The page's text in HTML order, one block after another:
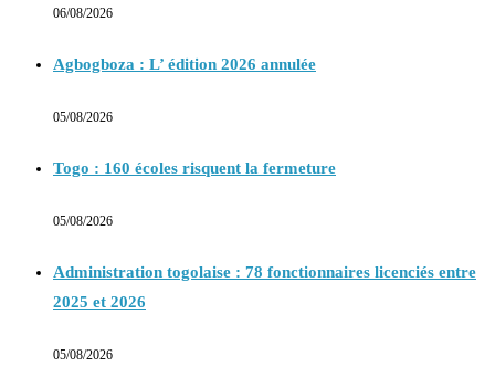
06/08/2026
Agbogboza : L’ édition 2026 annulée
05/08/2026
Togo : 160 écoles risquent la fermeture
05/08/2026
Administration togolaise : 78 fonctionnaires licenciés entre
2025 et 2026
05/08/2026